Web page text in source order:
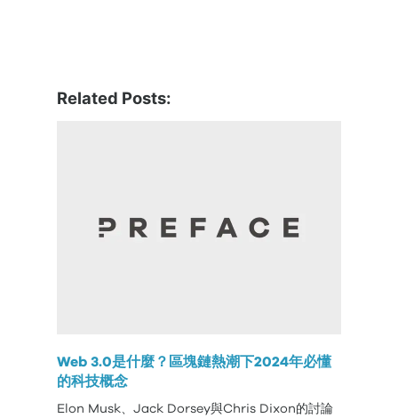
Related Posts:
Web 3.0是什麼？區塊鏈熱潮下2024年必懂
的科技概念
Elon Musk、Jack Dorsey與Chris Dixon的討論